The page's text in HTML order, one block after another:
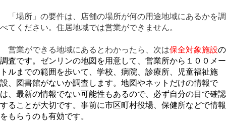
「場所」の要件は、店舗の場所が何の用途地域にあるかを調
べてください。住居地域では営業ができません。
営業ができる地域にあるとわかったら、次は保全対象施設の
調査です。ゼンリンの地図を用意して、営業所から１００メー
トルまでの範囲を歩いて、学校、病院、診療所、児童福祉施
設、図書館がないか調査します。地図やネットだけの情報で
は、最新の情報でない可能性もあるので、必ず自分の目で確認
することが大切です。事前に市区町村役場、保健所などで情報
をもらうのも有効です。